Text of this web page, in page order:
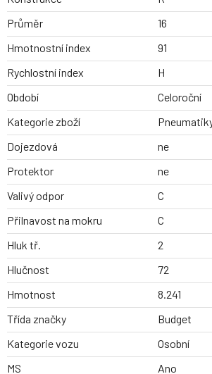
Průměr
16
Hmotnostní index
91
Rychlostní index
H
Období
Celoroční
Kategorie zboží
Dojezdová
ne
Protektor
ne
Valivý odpor
C
Přilnavost na mokru
C
Hluk tř.
2
Hlučnost
72
Hmotnost
8.241
Třída značky
Budget
Kategorie vozu
Osobní
MS
Ano